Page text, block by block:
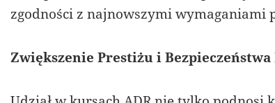
zgodności z najnowszymi wymaganiami
Zwiększenie Prestiżu i